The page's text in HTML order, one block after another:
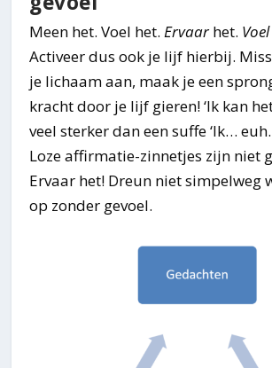
Meen het. Voel het.Ervaarhet. Voel
Activeer dus ook je lijf hierbij.
je lichaam aan, maak je een
kracht door je lijf gieren! ‘Ik kan
veel sterker dan een suffe ‘Ik…
Loze affirmatie-zinnetjes zijn niet
Ervaar het! Dreun niet simpelweg
op zonder gevoel.